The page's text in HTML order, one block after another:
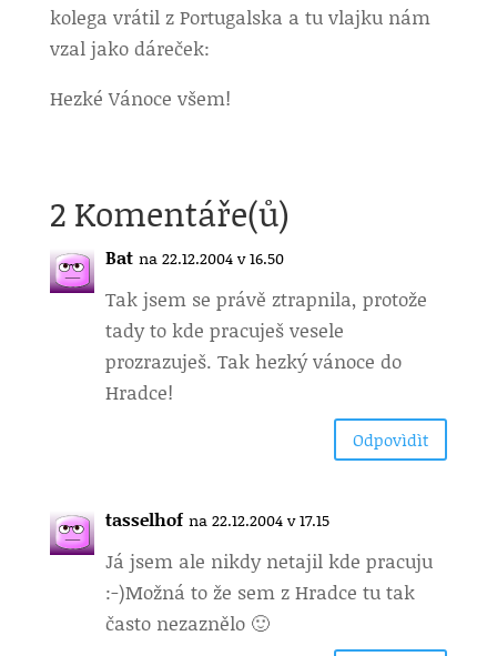
kolega vrátil z Portugalska a tu vlajku nám
vzal jako dáreček:
Hezké Vánoce všem!
2 Komentáře(ů)
Bat na 22.12.2004 v 16.50
Tak jsem se právě ztrapnila, protože
tady to kde pracuješ vesele
prozrazuješ. Tak hezký vánoce do
Hradce!
Odpovìdìt
tasselhof na 22.12.2004 v 17.15
Já jsem ale nikdy netajil kde pracuju
:-)Možná to že sem z Hradce tu tak
často nezaznělo 🙂